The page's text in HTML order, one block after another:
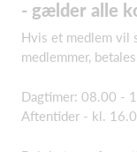
- gælder alle
Hvis et medlem vil
medlemmer,
Dagtimer:
Aftentider - kl.